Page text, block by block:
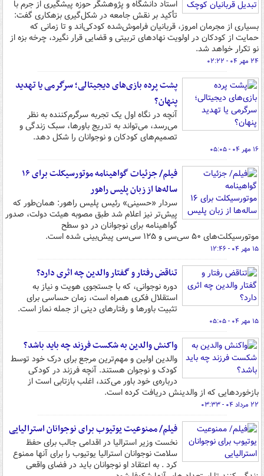
استاد دانشگاه و پژوهشگر حوزه پیشگیری از جرم با
تأکید بر نقش جامعه در شکل‌گیری بزهکاری گفت:
بسیاری از مجرمان امروز، قربانیان فراموش‌شده‌ کودکی‌اند و تا زمانی که
حمایت از کودکان در اولویت نهادهای تربیتی و قضایی قرار نگیرد، چرخه بزه از
نو تکرار خواهد شد.
۲۴ مهر ۰۴ - ۰۲:۲۲
پشت پرده بازی‌های دیجیتالی؛ سرگرمی یا تهدید
پنهان؟
آنچه در نگاه اول یک تجربه سرگرم‌کننده به نظر
می‌رسد، می‌تواند به تدریج باورها، سبک زندگی و
تصمیم‌های کودکان و نوجوانان را شکل دهد.
۱۶ مهر ۰۴ - ۰۵:۰۵
فیلم/ جزئیات گواهینامه موتورسیکلت برای ۱۶
ساله‌ها از زبان پلیس راهور
سردار «حسینی» رئیس پلیس راهور: همان‌طور که
پیش‌تر نیز اعلام شد طبق مصوبه هیئت دولت، صدور
گواهینامه برای نوجوانان در دو سطح
موتورسیکلت‌های ۵۰ سی‌سی و ۱۲۵ سی‌سی پیش‌بینی شده است.
۱۵ مهر ۰۴ - ۱۲:۴۶
تناقض رفتار و گفتار والدین چه اثری دارد؟
دوره نوجوانی، که با جستجوی هویت و نیاز به
استقلال فکری همراه است، زمان حساسی برای
تثبیت باورها و رفتارهای دینی از جمله نماز است.
۱۵ مهر ۰۴ - ۰۵:۰۵
واکنش والدین به شکست‌ فرزند چه باید باشد؟
والدین اولین و مهم‌ترین مرجع برای درک خود توسط
کودک و نوجوان هستند. آنچه فرزند در کودکی
درباره‌ی خود باور می‌کند، اغلب بازتابی است از
بازخوردهایی که از والدینش دریافت کرده است.
۲۲ مرداد ۰۴ - ۰۳:۳۳
فیلم/ ممنوعیت یوتیوب برای نوجوانان استرالیایی
نخست وزیر استرالیا در اقدامی جالب برای حفظ
سلامت نوجوانان استرالیا یوتیوب را برای آنها ممنوع
کرد . به اعتقاد او نوجوانان باید در فضای واقعی